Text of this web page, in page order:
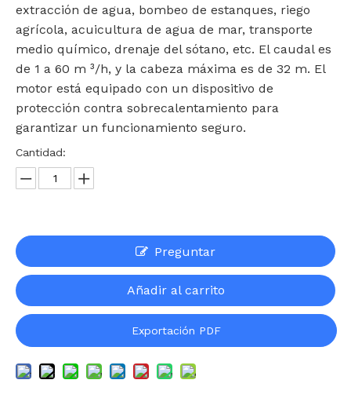
extracción de agua, bombeo de estanques, riego
agrícola, acuicultura de agua de mar, transporte
medio químico, drenaje del sótano, etc. El caudal es
de 1 a 60 m ³/h, y la cabeza máxima es de 32 m. El
motor está equipado con un dispositivo de
protección contra sobrecalentamiento para
garantizar un funcionamiento seguro.
Cantidad:
Preguntar
Añadir al carrito
Exportación PDF